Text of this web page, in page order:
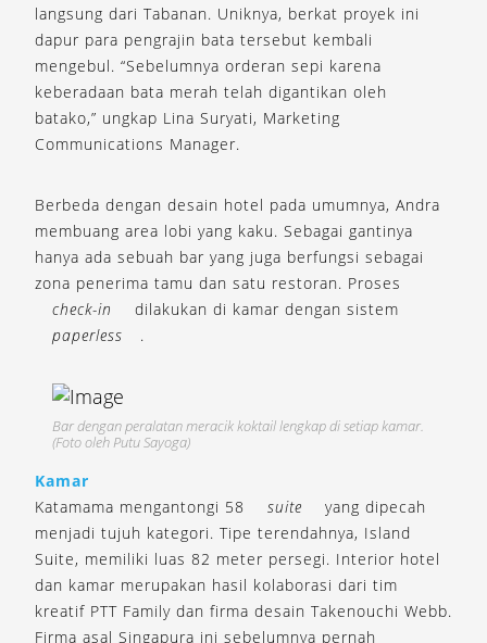
langsung dari Tabanan. Uniknya, berkat proyek ini
dapur para pengrajin bata tersebut kembali
mengebul. “Sebelumnya orderan sepi karena
keberadaan bata merah telah digantikan oleh
batako,” ungkap Lina Suryati, Marketing
Communications Manager.
Berbeda dengan desain hotel pada umumnya, Andra
membuang area lobi yang kaku. Sebagai gantinya
hanya ada sebuah bar yang juga berfungsi sebagai
zona penerima tamu dan satu restoran. Proses
check-in
dilakukan di kamar dengan sistem
paperless
.
Bar dengan peralatan meracik koktail lengkap di setiap kamar.
(Foto oleh Putu Sayoga)
Kamar
Katamama mengantongi 58
suite
yang dipecah
menjadi tujuh kategori. Tipe terendahnya, Island
Suite, memiliki luas 82 meter persegi. Interior hotel
dan kamar merupakan hasil kolaborasi dari tim
kreatif PTT Family dan firma desain Takenouchi Webb.
Firma asal Singapura ini sebelumnya pernah